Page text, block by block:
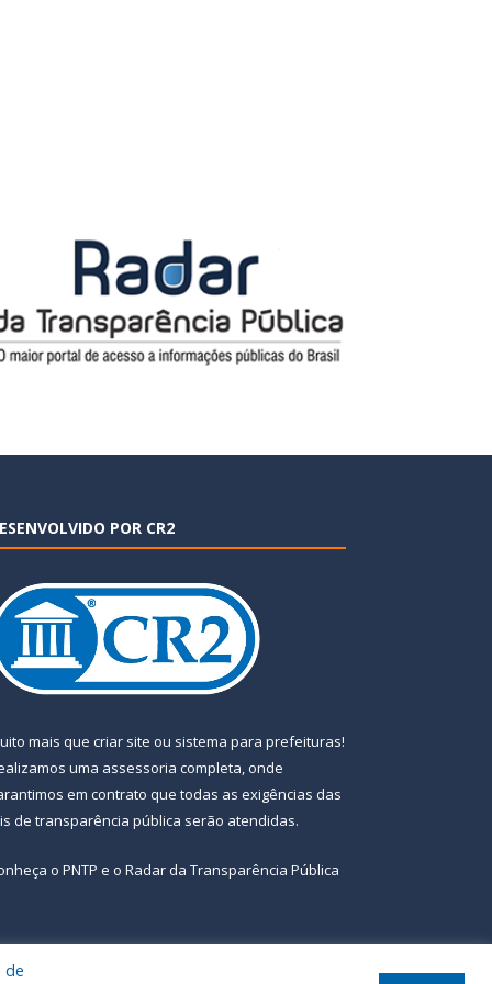
POR CR2
mais que criar site ou sistema para prefeituras!
uma assessoria completa, onde
em contrato que todas as exigências das
de transparência pública serão atendidas.
o PNTP e o Radar da Transparência Pública
de